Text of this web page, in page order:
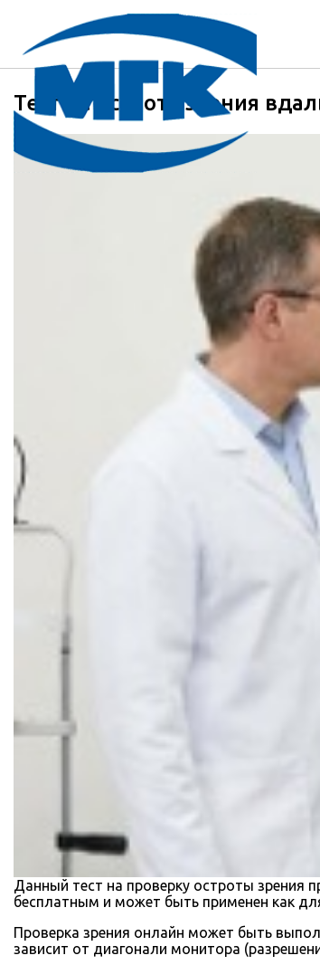
Тест на остроту зрения
Данный тест на проверку остроты зрения
бесплатным и может быть применен как
Проверка зрения онлайн может быть
зависит от диагонали монитора